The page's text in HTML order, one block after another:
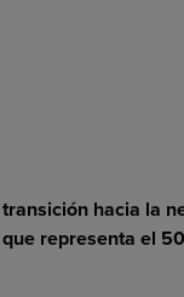
hacia la
representa el